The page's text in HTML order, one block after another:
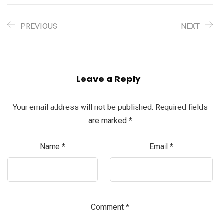
PREVIOUS NEXT
Leave a Reply
Your email address will not be published. Required fields
are marked *
Name * Email *
Comment *